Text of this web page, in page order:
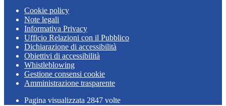
Cookie policy
Note legali
Informativa Privacy
Ufficio Relazioni con il Pubblico
Dichiarazione di accessibilità
Obiettivi di accessibilità
Whistleblowing
Gestione consensi cookie
Amministrazione trasparente
Pagina visualizzata 2847 volte